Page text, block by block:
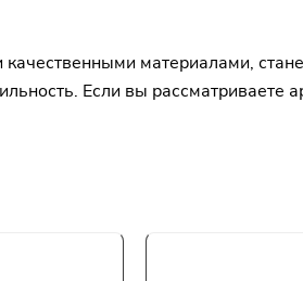
материалами,
Если вы рассматриваете